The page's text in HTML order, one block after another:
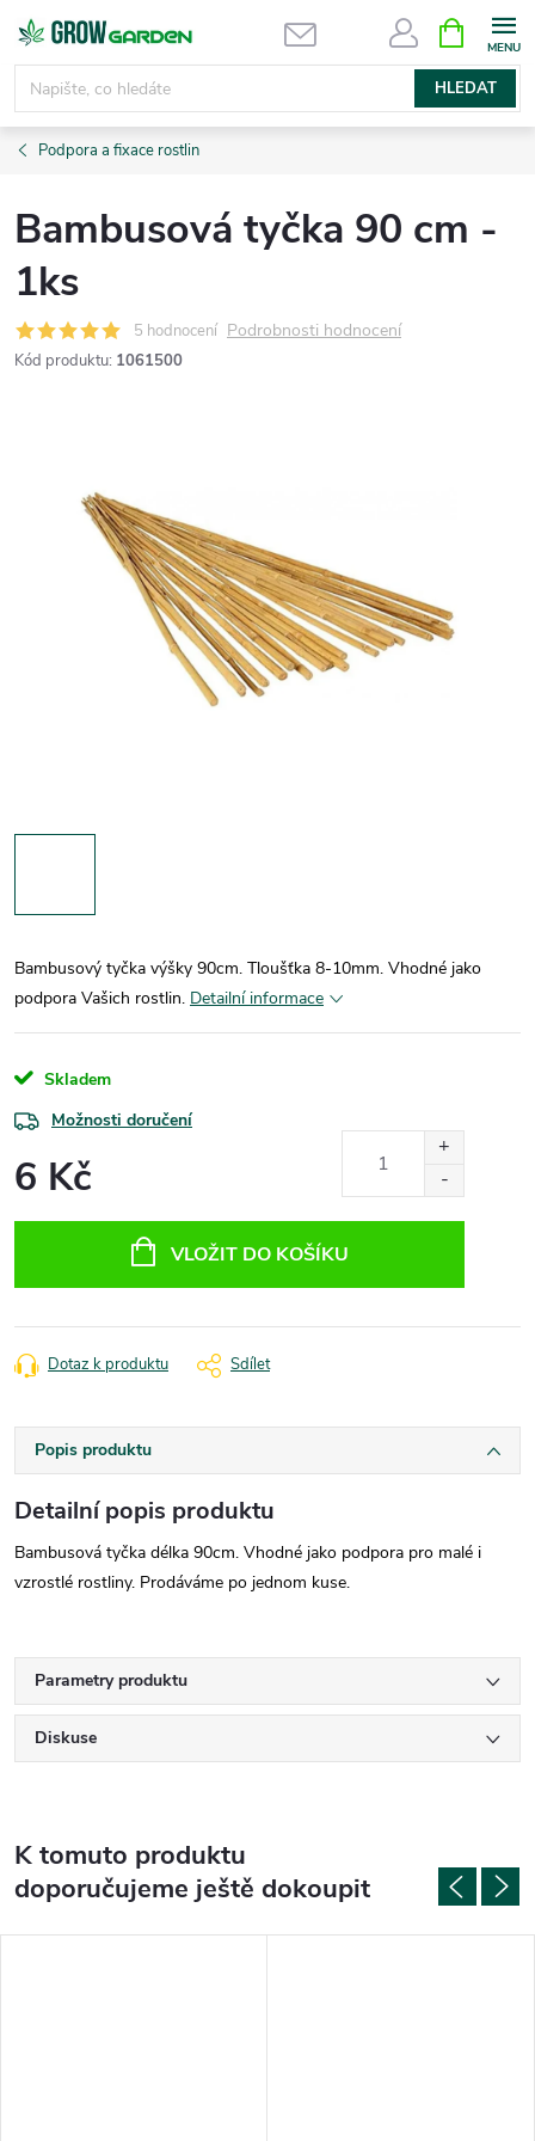
Přejít
obsah
HLEDAT
NÁKUPNÍ
KOŠÍK
Podpora a fixace rostlin
Bambusová tyčka 90 cm -
1ks
5 hodnocení Podrobnosti hodnocení
Kód produktu: 1061500
Bambusový tyčka výšky 90cm. Tloušťka 8-10mm. Vhodné jako
podpora Vašich rostlin. Detailní informace
Skladem
Možnosti doručení
6 Kč
VLOŽIT DO KOŠÍKU
Dotaz k produktu Sdílet
Popis produktu
Detailní popis produktu
Bambusová tyčka délka 90cm. Vhodné jako podpora pro malé i
vzrostlé rostliny. Prodáváme po jednom kuse.
Parametry produktu
Diskuse
K tomuto produktu
doporučujeme ještě dokoupit